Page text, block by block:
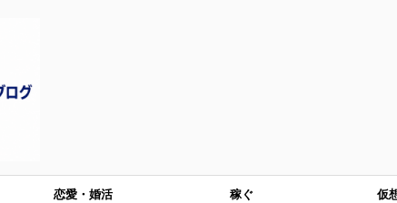
恋愛・婚活 稼ぐ 仮